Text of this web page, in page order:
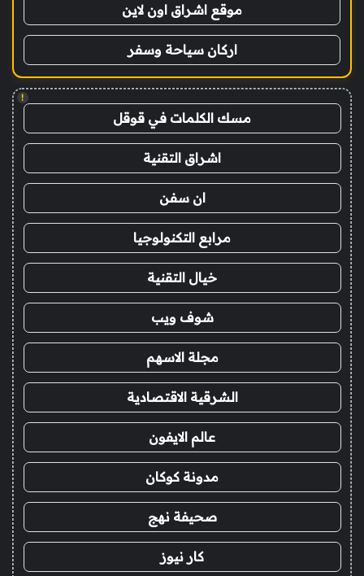
موقع اشراق اون لاين
اركان سياحة وسفر
!
مسك الكلمات في قوقل
اشراق التقنية
ان سفن
مرابع التكنولوجيا
خيال التقنية
شوف ويب
مجلة الاسهم
الشرقية الاقتصادية
عالم الايفون
مدونة كوكان
صحيفة نهج
كار نيوز